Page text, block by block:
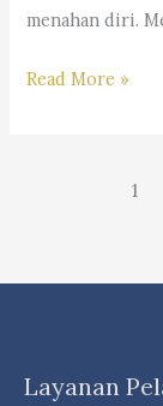
menahan diri.
#Trending:
Read More »
1
Layanan